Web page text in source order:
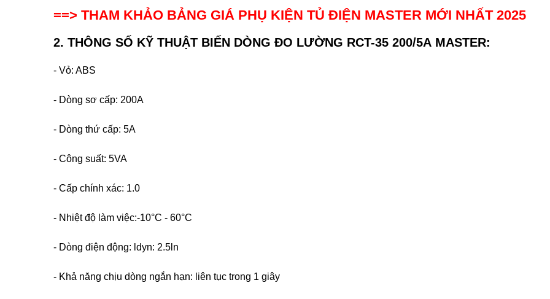
==> THAM KHẢO BẢNG GIÁ PHỤ KIỆN TỦ ĐIỆN MASTER MỚI NHẤT 2025
2. THÔNG SỐ KỸ THUẬT BIẾN DÒNG ĐO LƯỜNG RCT-35 200/5A MASTER:
- Vỏ: ABS
- Dòng sơ cấp: 200A
- Dòng thứ cấp: 5A
- Công suất: 5VA
- Cấp chính xác: 1.0
- Nhiệt độ làm việc:-10°C - 60°C
- Dòng điện động: ldyn: 2.5ln
- Khả năng chịu dòng ngắn hạn: liên tục trong 1 giây